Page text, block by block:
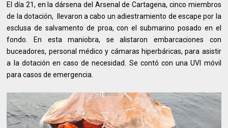
El día 21, en la dársena del Arsenal de Cartagena, cinco miembros
de la dotación, llevaron a cabo un adiestramiento de escape por la
esclusa de salvamento de proa, con el submarino posado en el
fondo. En esta maniobra, se alistaron embarcaciones con
buceadores, personal médico y cámaras hiperbáricas, para asistir
a la dotación en caso de necesidad. Se contó con una UVI móvil
para casos de emergencia.